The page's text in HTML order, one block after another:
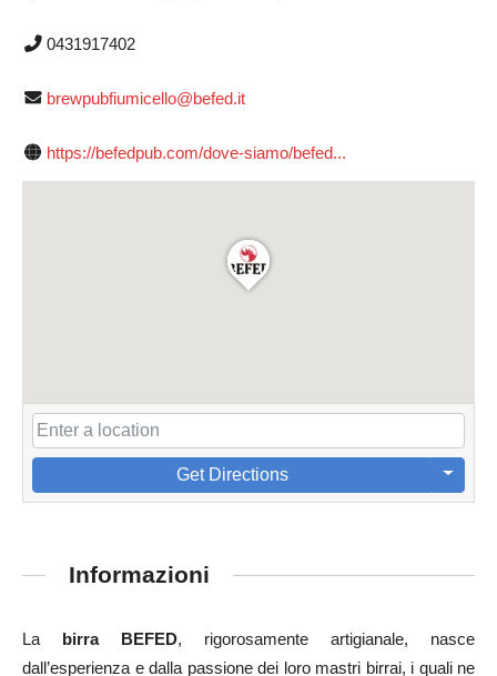
0431917402
brewpubfiumicello@befed.it
https://befedpub.com/dove-siamo/befed...
Get Directions
Informazioni
La birra BEFED, rigorosamente artigianale, nasce
dall’esperienza e dalla passione dei loro mastri birrai, i quali ne